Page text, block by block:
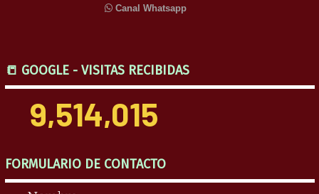
Canal Whatsapp
📒 GOOGLE - VISITAS RECIBIDAS
9,514,015
FORMULARIO DE CONTACTO